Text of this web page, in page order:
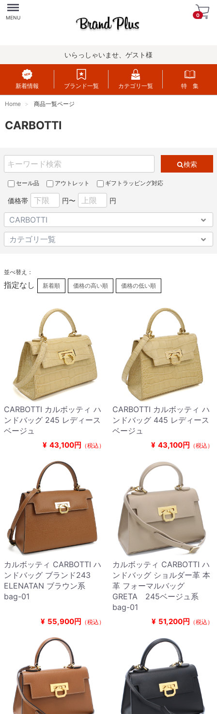
Menu
MENU 0
いらっしゃいませ、ゲスト様
新着情報 ブランド一覧 カテゴリ一覧 特 集
Home 商品一覧ページ
CARBOTTI
検索
セール品 アウトレット ギフトラッピング対応
価格帯 円〜 円
並べ替え：
指定なし 新着順 価格の高い順 価格の低い順
CARBOTTI カルボッティ ハ
ンドバッグ 245 レディース
ベージュ
¥ 43,100円 （税込）
CARBOTTI カルボッティ ハ
ンドバッグ 445 レディース
ベージュ
¥ 43,100円 （税込）
カルボッティ CARBOTTI ハ
ンドバッグ ブランド243
ELENATAN ブラウン系
bag-01
¥ 55,900円 （税込）
カルボッティ CARBOTTI ハ
ンドバッグ ショルダー革 本
革 フォーマルバッグ
GRETA 245ベージュ系
bag-01
¥ 51,200円 （税込）